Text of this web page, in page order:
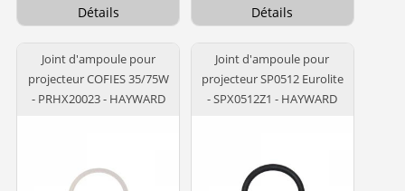
Détails Détails
Joint d'ampoule pour
projecteur COFIES 35/75W
- PRHX20023 - HAYWARD
Joint d'ampoule pour
projecteur SP0512 Eurolite
- SPX0512Z1 - HAYWARD